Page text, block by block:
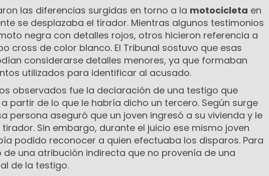
las diferencias surgidas en torno a la motocicleta en
se desplazaba el tirador. Mientras algunos testimonios
negra con detalles rojos, otros hicieron referencia a
cross de color blanco. El Tribunal sostuvo que esas
considerarse detalles menores, ya que formaban
utilizados para identificar al acusado.
observados fue la declaración de una testigo que
partir de lo que le habría dicho un tercero. Según surge
persona aseguró que un joven ingresó a su vivienda y le
Sin embargo, durante el juicio ese mismo joven
podido reconocer a quien efectuaba los disparos. Para
de una atribución indirecta que no provenía de una
de la testigo.